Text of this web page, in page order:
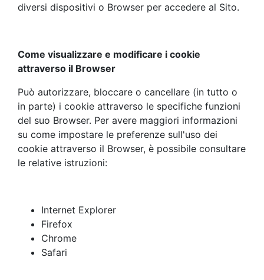
diversi dispositivi o Browser per accedere al Sito.
Come visualizzare e modificare i cookie
attraverso il Browser
Può autorizzare, bloccare o cancellare (in tutto o
in parte) i cookie attraverso le specifiche funzioni
del suo Browser. Per avere maggiori informazioni
su come impostare le preferenze sull'uso dei
cookie attraverso il Browser, è possibile consultare
le relative istruzioni:
Internet Explorer
Firefox
Chrome
Safari